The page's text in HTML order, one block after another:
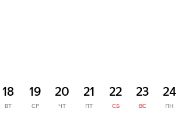
18
ВТ
19
СР
20
ЧТ
21
ПТ
22
СБ
23
ВС
24
ПН